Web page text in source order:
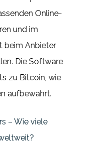
Online-
und im
beim Anbieter
Die Software
zu Bitcoin, wie
aufbewahrt.
– Wie viele